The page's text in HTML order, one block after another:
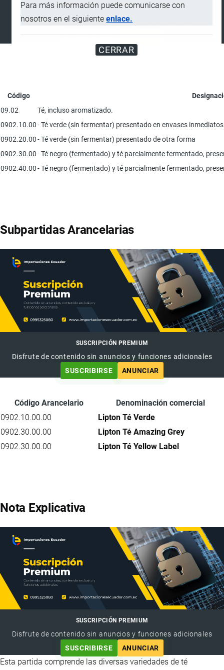
Para más información puede comunicarse con
nosotros en el siguienteenlace.
CERRAR
SUSCRIPCIÓN PREMIUM
Disfrute de contenido sin anuncios y funciones adicionales
SUSCRIBIRSE
ANUNCIAR
Código
09.02
Té, incluso aromatizado.
0902.10.00- Té verde (sin fermentar) presentado en envases
0902.20.00- Té verde (sin fermentar) presentado de otra forma
0902.30.00- Té negro (fermentado) y té parcialmente fermentado,
0902.40.00- Té negro (fermentado) y té parcialmente fermentado,
Subpartidas Arancelarias
SUSCRIPCIÓN PREMIUM
Disfrute de contenido sin anuncios y funciones adicionales
SUSCRIBIRSE
ANUNCIAR
Código Arancelario
Denominación comercial
0902.10.00.00
Lipton Té Verde
0902.30.00.00
Lipton Té Amazing Grey
0902.30.00.00
Lipton Té Yellow Label
Nota Explicativa
SUSCRIPCIÓN PREMIUM
Disfrute de contenido sin anuncios y funciones adicionales
SUSCRIBIRSE
ANUNCIAR
Esta partida comprende las diversas variedades de té